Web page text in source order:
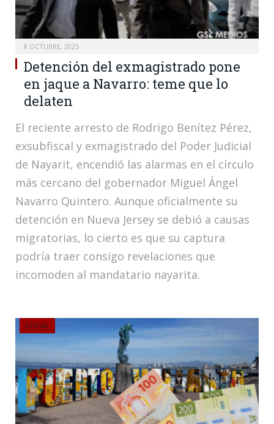
8 OCTUBRE, 2025
Detención del exmagistrado pone
en jaque a Navarro: teme que lo
delaten
El reciente arresto de Rodrigo Benítez Pérez,
exsubfiscal y exmagistrado del Poder Judicial
de Nayarit, encendió las alarmas en el círculo
más cercano del gobernador Miguel Ángel
Navarro Quintero. Aunque oficialmente su
detención en Nueva Jersey se debió a causas
migratorias, lo cierto es que su captura
podría traer consigo revelaciones que
incomoden al mandatario nayarita.
LOCAL